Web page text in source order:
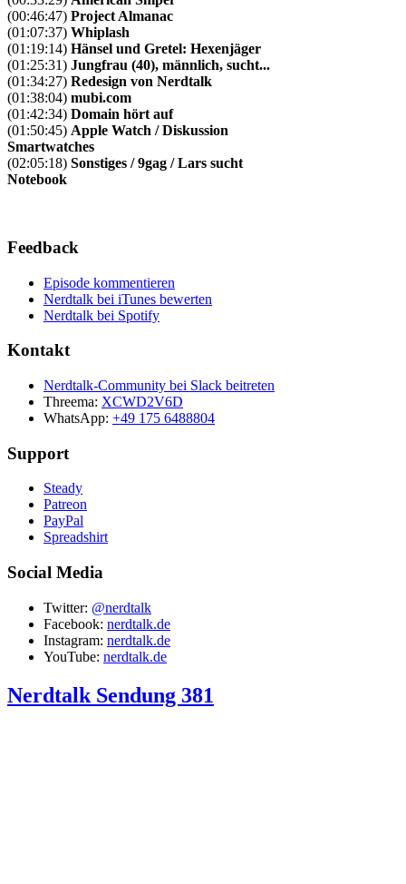
(00:46:47) Project Almanac
(01:07:37) Whiplash
(01:19:14) Hänsel und Gretel: Hexenjäger
(01:25:31) Jungfrau (40), männlich, sucht...
(01:34:27) Redesign von Nerdtalk
(01:38:04) mubi.com
(01:42:34) Domain hört auf
(01:50:45) Apple Watch / Diskussion
Smartwatches
(02:05:18) Sonstiges / 9gag / Lars sucht
Notebook
Feedback
Episode kommentieren
Nerdtalk bei iTunes bewerten
Nerdtalk bei Spotify
Kontakt
Nerdtalk-Community bei Slack beitreten
Threema: XCWD2V6D
WhatsApp: +49 175 6488804
Support
Steady
Patreon
PayPal
Spreadshirt
Social Media
Twitter: @nerdtalk
Facebook: nerdtalk.de
Instagram: nerdtalk.de
YouTube: nerdtalk.de
Nerdtalk Sendung 381